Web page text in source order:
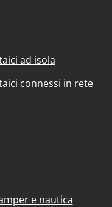
ad isola
connessi in rete
e nautica